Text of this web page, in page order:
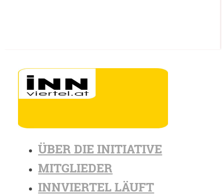
ÜBER DIE INITIATIVE
MITGLIEDER
INNVIERTEL LÄUFT